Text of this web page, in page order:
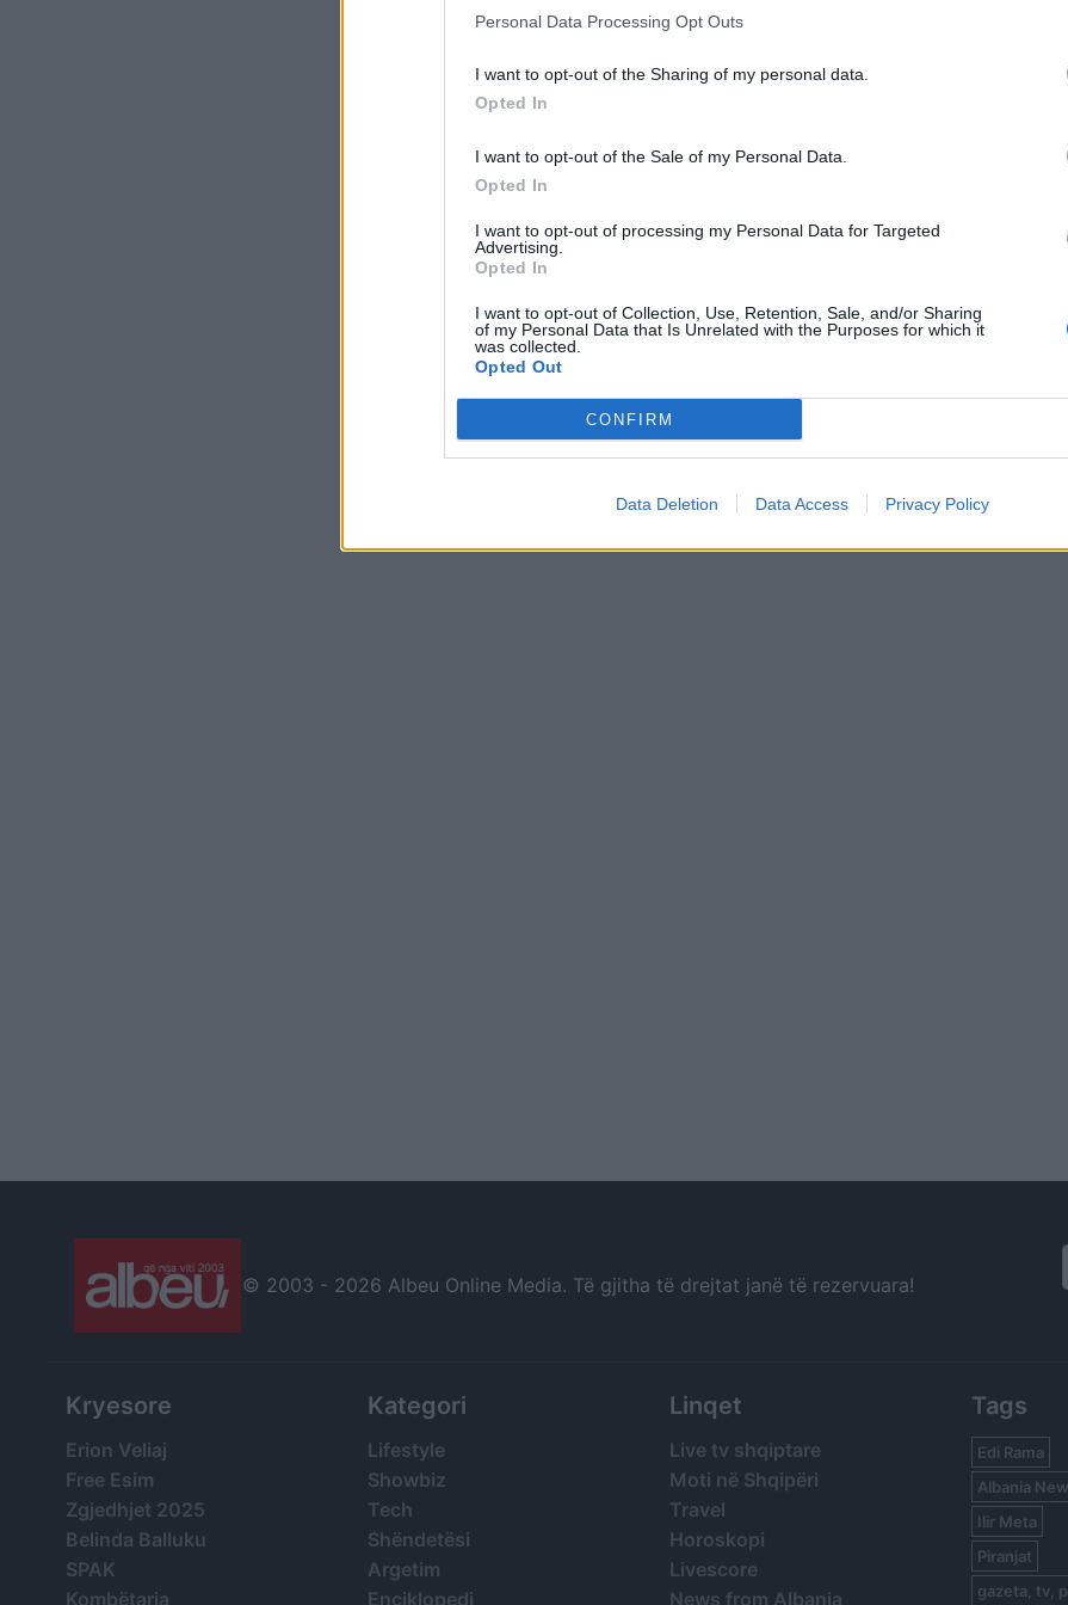
Personal Data Processing Opt Outs
I want to opt-out of the Sharing of my personal data.
Opted In
I want to opt-out of the Sale of my Personal Data.
Opted In
I want to opt-out of processing my Personal Data for Targeted
Advertising.
Opted In
I want to opt-out of Collection, Use, Retention, Sale, and/or Sharing
of my Personal Data that Is Unrelated with the Purposes for which it
was collected.
Opted Out
CONFIRM
Data Deletion Data Access Privacy Policy
© 2003 - 2026 Albeu Online Media. Të gjitha të drejtat janë të rezervuara!
Kryesore
Erion Veliaj
Free Esim
Zgjedhjet 2025
Belinda Balluku
SPAK
Kombëtarja
Kategori
Lifestyle
Showbiz
Tech
Shëndetësi
Argetim
Enciklopedi
Linqet
Live tv shqiptare
Moti në Shqipëri
Travel
Horoskopi
Livescore
News from Albania
Tags
Edi Rama
Albania
Ilir Meta
Piranjat
gazeta, tv,